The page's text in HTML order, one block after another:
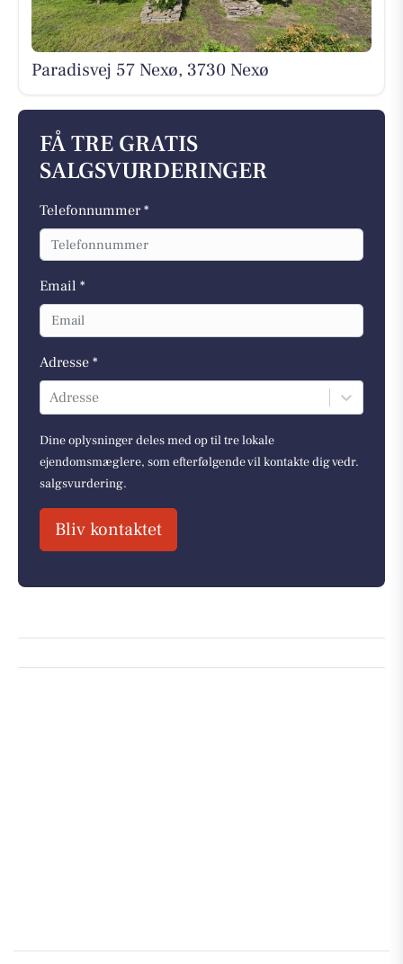
Paradisvej 57 Nexø, 3730 Nexø
FÅ TRE GRATIS
SALGSVURDERINGER
Telefonnummer *
Email *
Adresse *
Adresse
Dine oplysninger deles med op til tre lokale
ejendomsmæglere, som efterfølgende vil kontakte dig vedr.
salgsvurdering.
Bliv kontaktet